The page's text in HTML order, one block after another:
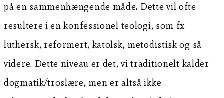
på en sammenhængende måde. Dette vil ofte
resultere i en konfessionel teologi, som fx
luthersk, reformert, katolsk, metodistisk og så
videre. Dette niveau er det, vi traditionelt kalder
dogmatik/troslære, men er altså ikke